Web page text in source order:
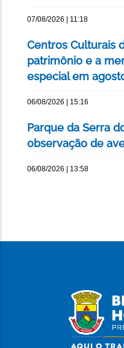
07/08/2026 | 11:18
Centros Culturais
patrimônio e a
especial em
06/08/2026 | 15:16
Parque da Serra
observação de
06/08/2026 | 13:58